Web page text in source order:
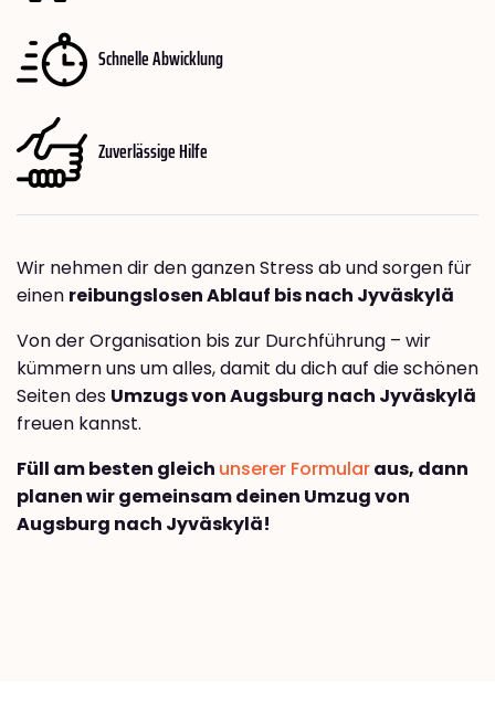
Schnelle Abwicklung
Zuverlässige Hilfe
Wir nehmen dir den ganzen Stress ab und sorgen für
einen reibungslosen Ablauf bis nach Jyväskylä
Von der Organisation bis zur Durchführung – wir
kümmern uns um alles, damit du dich auf die schönen
Seiten des Umzugs von Augsburg nach Jyväskylä
freuen kannst.
Füll am besten gleich unserer Formularaus, dann
planen wir gemeinsam deinen Umzug von
Augsburg nach Jyväskylä!